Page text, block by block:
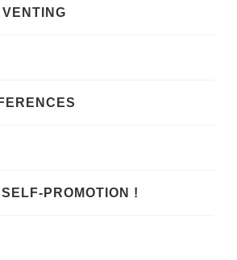
PROMOTION !